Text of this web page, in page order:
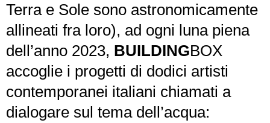
Terra e Sole sono astronomicamente
allineati fra loro), ad ogni luna piena
dell’anno 2023, BUILDINGBOX
accoglie i progetti di dodici artisti
contemporanei italiani chiamati a
dialogare sul tema dell’acqua: